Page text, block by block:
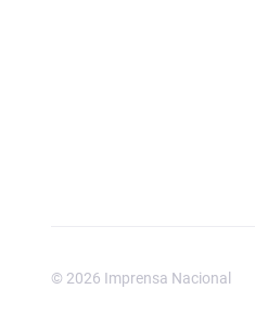
© 2026 Imprensa Nacional